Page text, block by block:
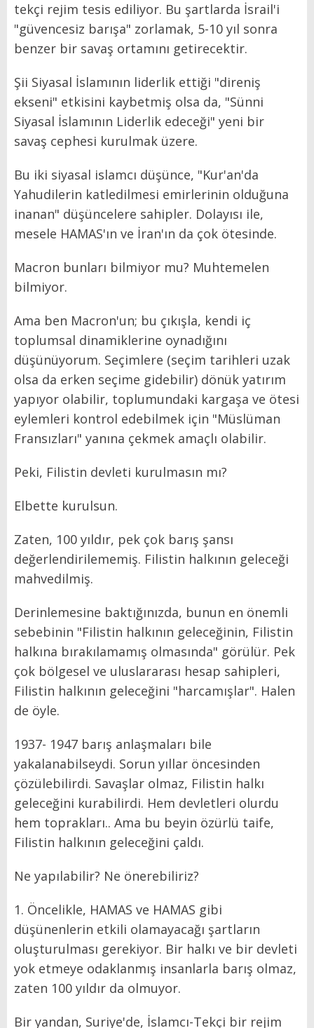
tekçi rejim tesis ediliyor. Bu şartlarda İsrail'i
"güvencesiz barışa" zorlamak, 5-10 yıl sonra
benzer bir savaş ortamını getirecektir.
Şii Siyasal İslamının liderlik ettiği "direniş
ekseni" etkisini kaybetmiş olsa da, "Sünni
Siyasal İslamının Liderlik edeceği" yeni bir
savaş cephesi kurulmak üzere.
Bu iki siyasal islamcı düşünce, "Kur'an'da
Yahudilerin katledilmesi emirlerinin olduğuna
inanan" düşüncelere sahipler. Dolayısı ile,
mesele HAMAS'ın ve İran'ın da çok ötesinde.
Macron bunları bilmiyor mu? Muhtemelen
bilmiyor.
Ama ben Macron'un; bu çıkışla, kendi iç
toplumsal dinamiklerine oynadığını
düşünüyorum. Seçimlere (seçim tarihleri uzak
olsa da erken seçime gidebilir) dönük yatırım
yapıyor olabilir, toplumundaki kargaşa ve ötesi
eylemleri kontrol edebilmek için "Müslüman
Fransızları" yanına çekmek amaçlı olabilir.
Peki, Filistin devleti kurulmasın mı?
Elbette kurulsun.
Zaten, 100 yıldır, pek çok barış şansı
değerlendirilememiş. Filistin halkının geleceği
mahvedilmiş.
Derinlemesine baktığınızda, bunun en önemli
sebebinin "Filistin halkının geleceğinin, Filistin
halkına bırakılamamış olmasında" görülür. Pek
çok bölgesel ve uluslararası hesap sahipleri,
Filistin halkının geleceğini "harcamışlar". Halen
de öyle.
1937- 1947 barış anlaşmaları bile
yakalanabilseydi. Sorun yıllar öncesinden
çözülebilirdi. Savaşlar olmaz, Filistin halkı
geleceğini kurabilirdi. Hem devletleri olurdu
hem toprakları.. Ama bu beyin özürlü taife,
Filistin halkının geleceğini çaldı.
Ne yapılabilir? Ne önerebiliriz?
1. Öncelikle, HAMAS ve HAMAS gibi
düşünenlerin etkili olamayacağı şartların
oluşturulması gerekiyor. Bir halkı ve bir devleti
yok etmeye odaklanmış insanlarla barış olmaz,
zaten 100 yıldır da olmuyor.
Bir yandan, Suriye'de, İslamcı-Tekçi bir rejim